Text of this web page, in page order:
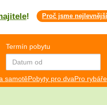
! Proč jsme
Termín pobytu
samotěPobyty pro dvaPro rybáře